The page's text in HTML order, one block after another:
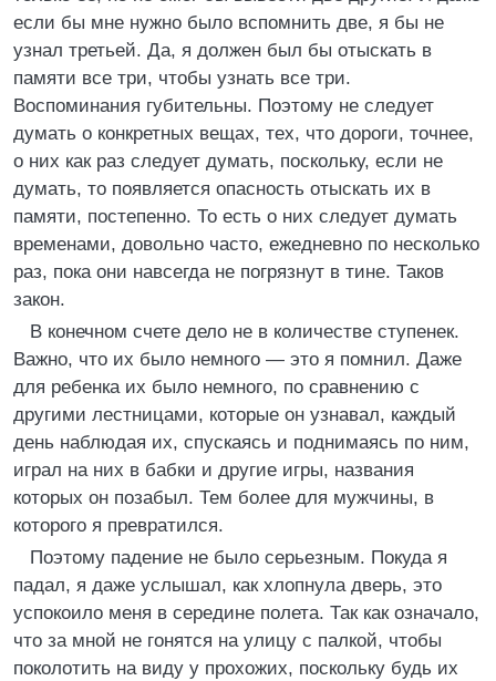
если бы мне нужно было вспомнить две, я бы не
узнал третьей. Да, я должен был бы отыскать в
памяти все три, чтобы узнать все три.
Воспоминания губительны. Поэтому не следует
думать о конкретных вещах, тех, что дороги, точнее,
о них как раз следует думать, поскольку, если не
думать, то появляется опасность отыскать их в
памяти, постепенно. То есть о них следует думать
временами, довольно часто, ежедневно по несколько
раз, пока они навсегда не погрязнут в тине. Таков
закон.
В конечном счете дело не в количестве ступенек.
Важно, что их было немного — это я помнил. Даже
для ребенка их было немного, по сравнению с
другими лестницами, которые он узнавал, каждый
день наблюдая их, спускаясь и поднимаясь по ним,
играл на них в бабки и другие игры, названия
которых он позабыл. Тем более для мужчины, в
которого я превратился.
Поэтому падение не было серьезным. Покуда я
падал, я даже услышал, как хлопнула дверь, это
успокоило меня в середине полета. Так как означало,
что за мной не гонятся на улицу с палкой, чтобы
поколотить на виду у прохожих, поскольку будь их